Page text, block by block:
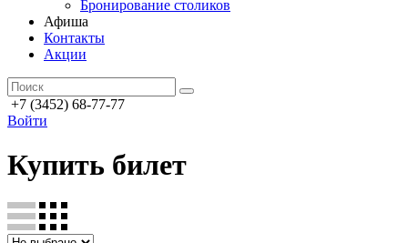
Бронирование столиков
Афиша
Контакты
Акции
+7 (3452) 68-77-77
Войти
Купить билет